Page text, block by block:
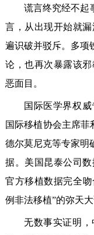
谎言终究经不起
言，从出现开始就
遍识破并驳斥。多项
论，也再次暴露该
恶面目。
国际医学界权
国际移植协会主席菲
德尔莫尼克等专家明
据。美国昆泰公司
官方移植数据完全
例非法移植”的弥天大
无数事实证明